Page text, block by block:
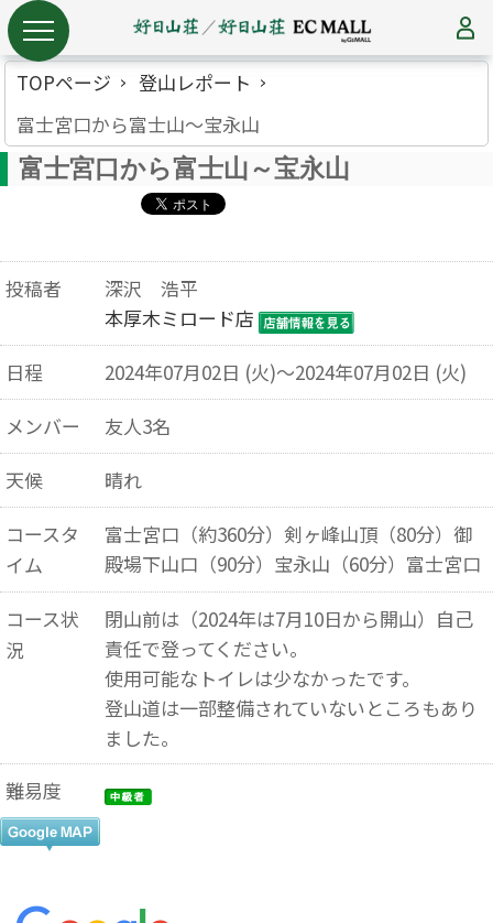
TOPページ
登山レポート
富士宮口から富士山～宝永山
富士宮口から富士山～宝永山
投稿者
深沢 浩平
本厚木ミロード店
日程
2024年07月02日 (火)～2024年07月02日 (火)
メンバー
友人3名
天候
晴れ
コースタ
イム
富士宮口（約360分）剣ヶ峰山頂（80分）御
殿場下山口（90分）宝永山（60分）富士宮口
コース状
況
閉山前は（2024年は7月10日から開山）自己
責任で登ってください。
使用可能なトイレは少なかったです。
登山道は一部整備されていないところもあり
ました。
難易度